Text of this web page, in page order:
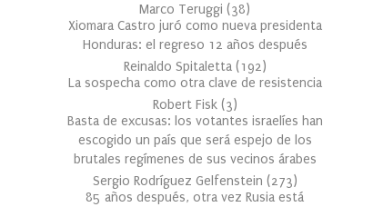
Marco Teruggi (38)
Xiomara Castro juró como nueva presidenta
Honduras: el regreso 12 años después
Reinaldo Spitaletta (192)
La sospecha como otra clave de resistencia
Robert Fisk (3)
Basta de excusas: los votantes israelíes han
escogido un país que será espejo de los
brutales regímenes de sus vecinos árabes
Sergio Rodríguez Gelfenstein (273)
85 años después, otra vez Rusia está